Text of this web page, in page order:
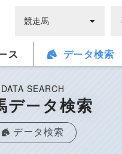
ス データ検索
DATA SEARCH
データ検索
データ検索